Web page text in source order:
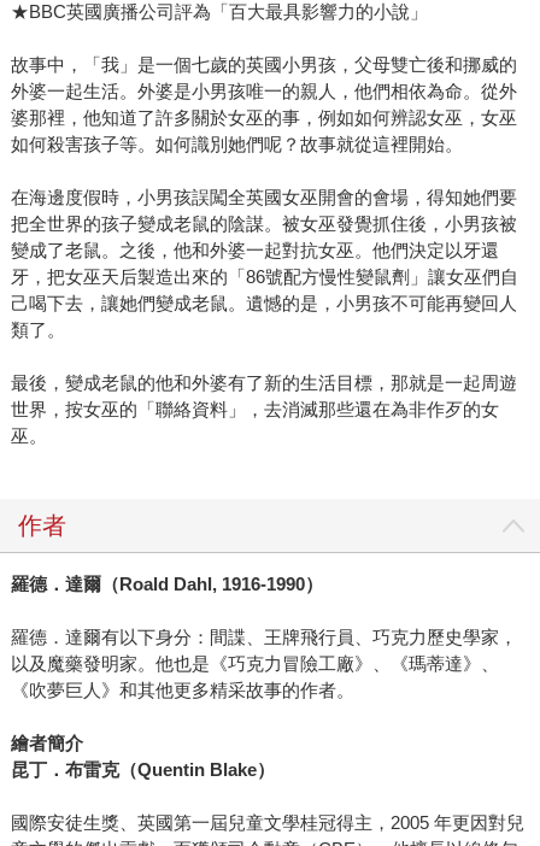
★BBC英國廣播公司評為「百大最具影響力的小說」
故事中，「我」是一個七歲的英國小男孩，父母雙亡後和挪威的
外婆一起生活。外婆是小男孩唯一的親人，他們相依為命。從外
婆那裡，他知道了許多關於女巫的事，例如如何辨認女巫，女巫
如何殺害孩子等。如何識別她們呢？故事就從這裡開始。
在海邊度假時，小男孩誤闖全英國女巫開會的會場，得知她們要
把全世界的孩子變成老鼠的陰謀。被女巫發覺抓住後，小男孩被
變成了老鼠。之後，他和外婆一起對抗女巫。他們決定以牙還
牙，把女巫天后製造出來的「86號配方慢性變鼠劑」讓女巫們自
己喝下去，讓她們變成老鼠。遺憾的是，小男孩不可能再變回人
類了。
最後，變成老鼠的他和外婆有了新的生活目標，那就是一起周遊
世界，按女巫的「聯絡資料」，去消滅那些還在為非作歹的女
巫。
作者
羅德．達爾（Roald Dahl, 1916-1990）
羅德．達爾有以下身分：間諜、王牌飛行員、巧克力歷史學家，
以及魔藥發明家。他也是《巧克力冒險工廠》、《瑪蒂達》、
《吹夢巨人》和其他更多精采故事的作者。
繪者簡介
昆丁．布雷克（Quentin Blake）
國際安徒生獎、英國第一屆兒童文學桂冠得主，2005 年更因對兒